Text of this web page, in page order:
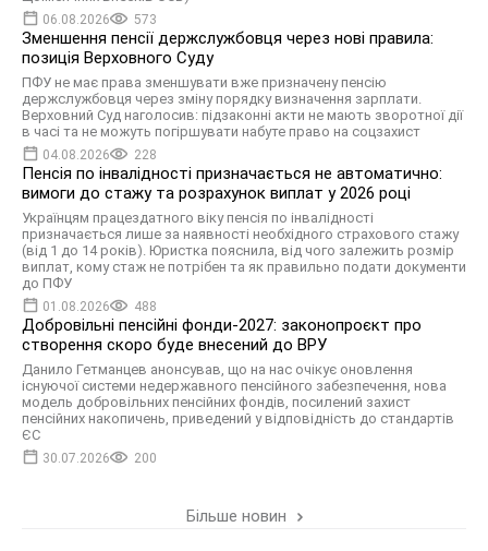
06.08.2026 573
Зменшення пенсії держслужбовця через нові правила:
позиція Верховного Суду
ПФУ не має права зменшувати вже призначену пенсію
держслужбовця через зміну порядку визначення зарплати.
Верховний Суд наголосив: підзаконні акти не мають зворотної дії
в часі та не можуть погіршувати набуте право на соцзахист
04.08.2026 228
Пенсія по інвалідності призначається не автоматично:
вимоги до стажу та розрахунок виплат у 2026 році
Українцям працездатного віку пенсія по інвалідності
призначається лише за наявності необхідного страхового стажу
(від 1 до 14 років). Юристка пояснила, від чого залежить розмір
виплат, кому стаж не потрібен та як правильно подати документи
до ПФУ
01.08.2026 488
Добровільні пенсійні фонди-2027: законопроєкт про
створення скоро буде внесений до ВРУ
Данило Гетманцев анонсував, що на нас очікує оновлення
існуючої системи недержавного пенсійного забезпечення, нова
модель добровільних пенсійних фондів, посилений захист
пенсійних накопичень, приведений у відповідність до стандартів
ЄС
30.07.2026 200
Більше новин